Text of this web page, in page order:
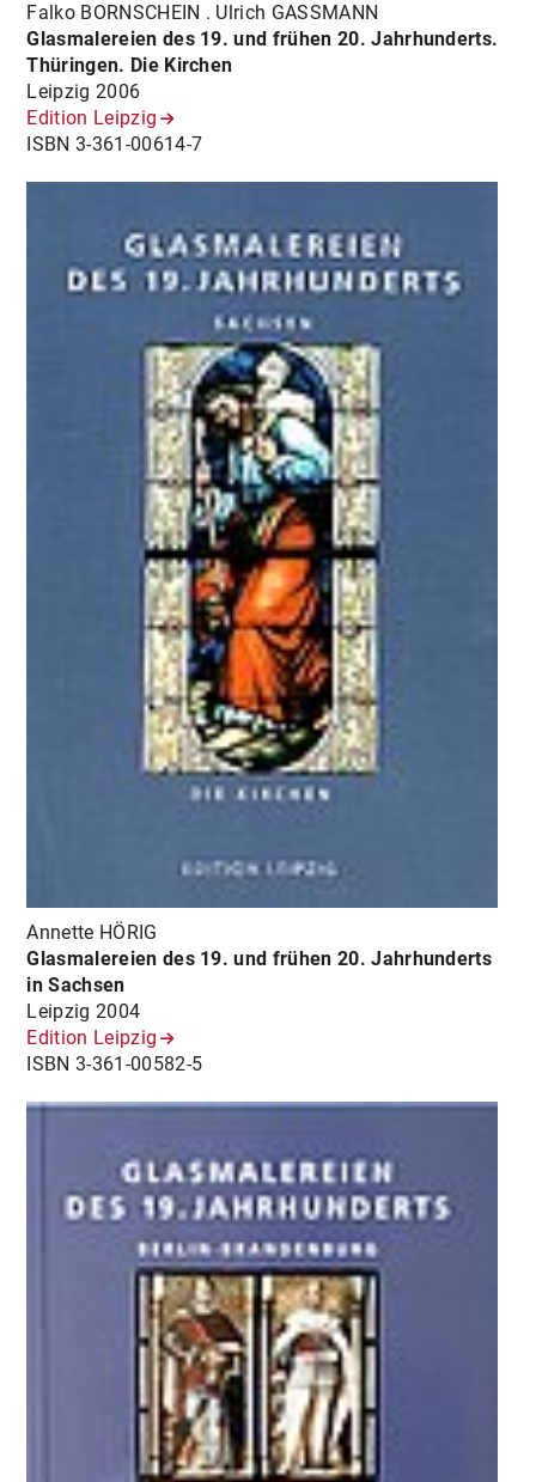
Falko BORNSCHEIN . Ulrich GASSMANN
Glasmalereien des 19. und frühen 20. Jahrhunderts.
Thüringen. Die Kirchen
Leipzig 2006
Edition Leipzig
ISBN 3-361-00614-7
Annette HÖRIG
Glasmalereien des 19. und frühen 20. Jahrhunderts
in Sachsen
Leipzig 2004
Edition Leipzig
ISBN 3-361-00582-5